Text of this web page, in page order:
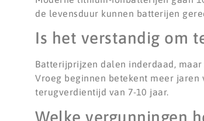
de levensduur kunnen batterijen
Is het verstandig om
Batterijprijzen dalen inderdaad,
Vroeg beginnen betekent meer
terugverdientijd van 7-10 jaar.
Welke vergunningen